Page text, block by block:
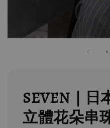
1
SEVEN｜日
立體花朵串